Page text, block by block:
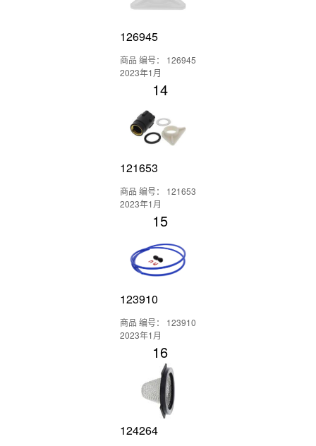
126945
商品 编号： 126945
2023年1月
14
121653
商品 编号： 121653
2023年1月
15
123910
商品 编号： 123910
2023年1月
16
124264